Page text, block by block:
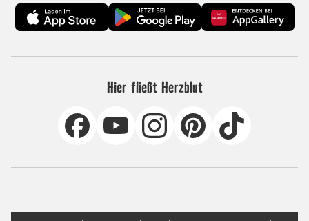
Hier fließt Herzblut